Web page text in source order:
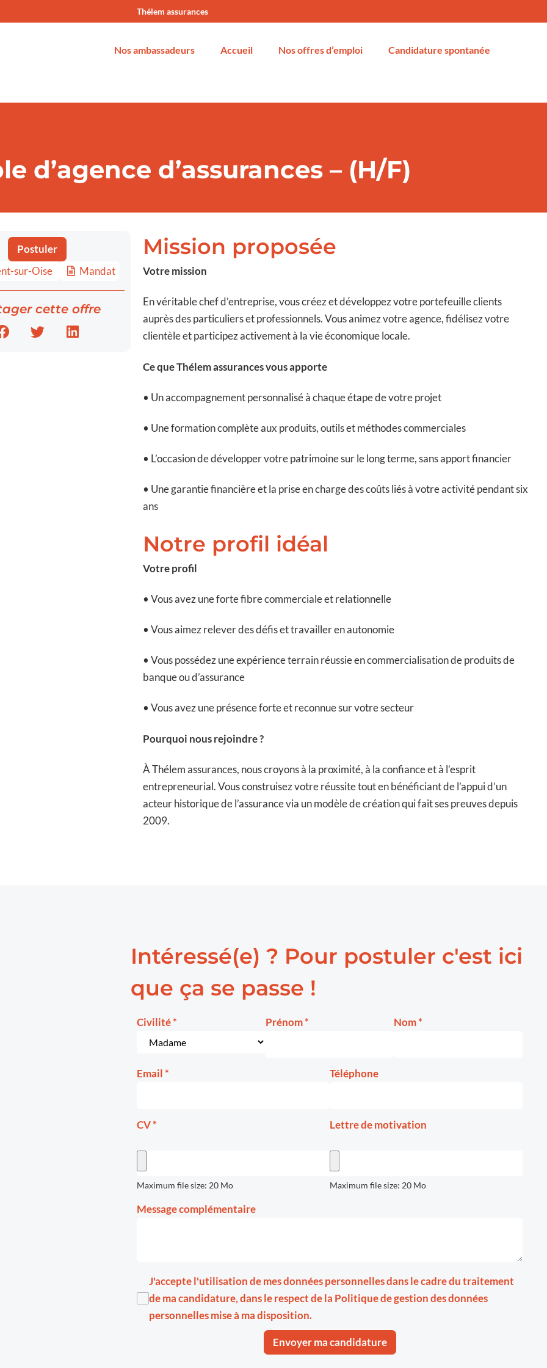
Thélem assurances
Nos ambassadeurs Accueil Nos offres d’emploi Candidature spontanée
d’agence d’assurances – (H/F)
Mission proposée
Votre mission
En véritable chef d’entreprise, vous créez et développez votre portefeuille clients
auprès des particuliers et professionnels. Vous animez votre agence, fidélisez votre
clientèle et participez activement à la vie économique locale.
Ce que Thélem assurances vous apporte
• Un accompagnement personnalisé à chaque étape de votre projet
• Une formation complète aux produits, outils et méthodes commerciales
• L’occasion de développer votre patrimoine sur le long terme, sans apport financier
• Une garantie financière et la prise en charge des coûts liés à votre activité pendant six
ans
Notre profil idéal
Votre profil
• Vous avez une forte fibre commerciale et relationnelle
• Vous aimez relever des défis et travailler en autonomie
• Vous possédez une expérience terrain réussie en commercialisation de produits de
banque ou d’assurance
• Vous avez une présence forte et reconnue sur votre secteur
Pourquoi nous rejoindre ?
À Thélem assurances, nous croyons à la proximité, à la confiance et à l’esprit
entrepreneurial. Vous construisez votre réussite tout en bénéficiant de l’appui d’un
acteur historique de l’assurance via un modèle de création qui fait ses preuves depuis
2009.
Postuler
sur-Oise
Mandat
cette offre
Intéressé(e) ? Pour postuler c'est ici
que ça se passe !
Civilité* Prénom* Nom*
Email* Téléphone
CV*
Maximum file size: 20 Mo
Lettre de motivation
Maximum file size: 20 Mo
Message complémentaire
J'accepte l'utilisation de mes données personnelles dans le cadre du traitement
de ma candidature, dans le respect de la Politique de gestion des données
personnellesmise à ma disposition.
Envoyer ma candidature